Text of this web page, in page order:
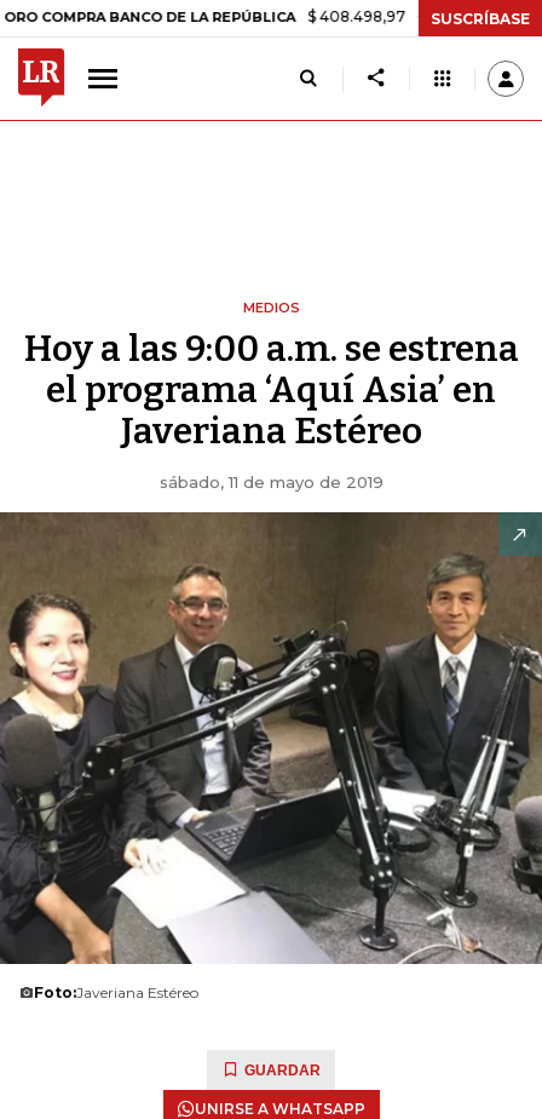
BANCO DE LA REPÚBLICA $ 408.498,97 +$ 8.753,81 +2,19%
SUSCRÍBASE
MEDIOS
Hoy a las 9:00 a.m. se estrena
el programa ‘Aquí Asia’ en
Javeriana Estéreo
sábado, 11 de mayo de 2019
Foto:Javeriana Estéreo
GUARDAR
UNIRSE A WHATSAPP